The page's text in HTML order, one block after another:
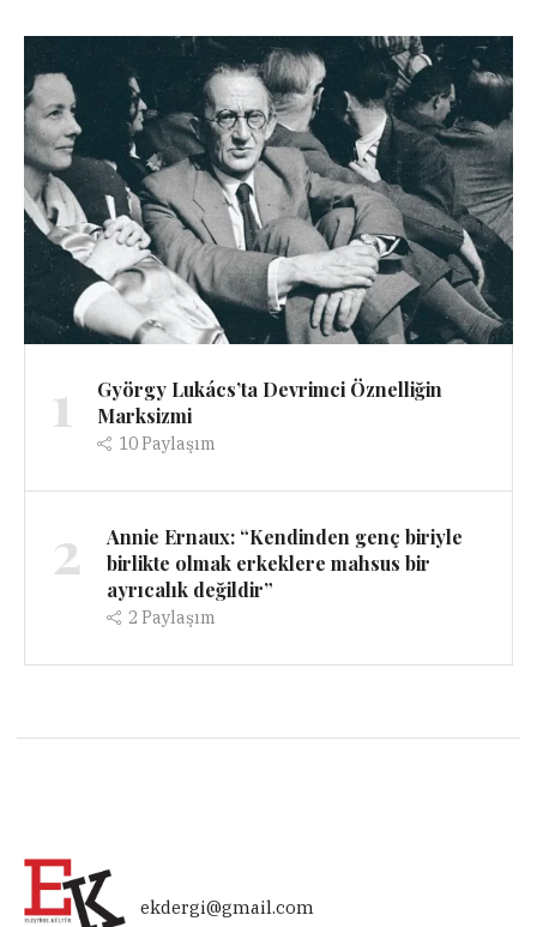
1
György Lukács’ta Devrimci Öznelliğin
Marksizmi
10Paylaşım
2
Annie Ernaux: “Kendinden genç biriyle
birlikte olmak erkeklere mahsus bir
ayrıcalık değildir”
2 Paylaşım
ekdergi@gmail.com